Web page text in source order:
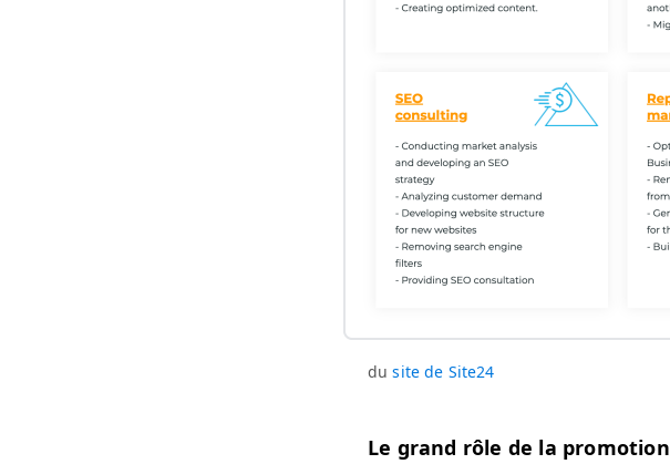
dusite de Site24
Le grand rôle de la pro­mo­tion